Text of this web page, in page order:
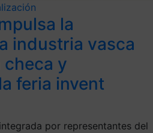
la
industria vasca
checa y
feria invent
por representantes del